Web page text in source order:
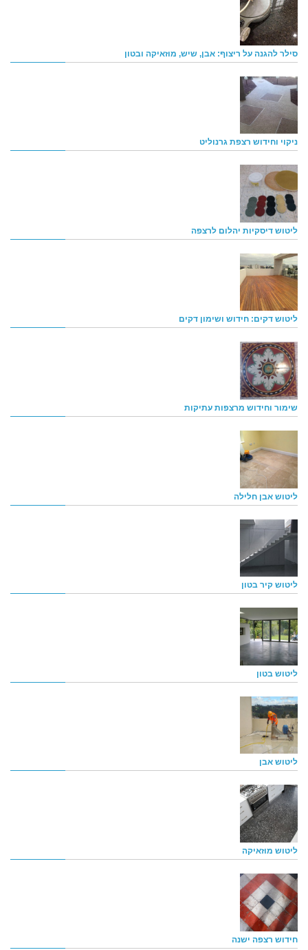
סילר להגנה על ריצוף: אבן, שיש, מוזאיקה ובטון
ניקוי וחידוש רצפת גרנוליט
ליטוש דיסקיות יהלום לרצפה
ליטוש דקים: חידוש ושימון דקים
שימור וחידוש מרצפות עתיקות
ליטוש אבן חלילה
ליטוש קיר בטון
ליטוש בטון
ליטוש אבן
ליטוש מוזאיקה
חידוש רצפה ישנה